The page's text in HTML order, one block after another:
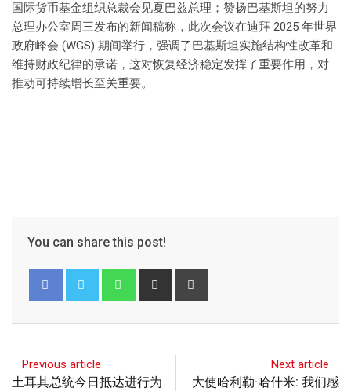
国际货币基金组织总裁会见夏巴兹总理；赞扬巴基斯坦的努力
总理办公室周三发布的新闻稿称，此次会议在迪拜 2025 年世界
政府峰会 (WGS) 期间举行，强调了巴基斯坦实施结构性改革和
维持财政纪律的承诺，这对恢复经济稳定发挥了重要作用，对
推动可持续增长至关重要。
You can share this post!
Previous article
土耳其总统今日抵达进行为
Next article
大使哈利勒·哈什米: 我们感